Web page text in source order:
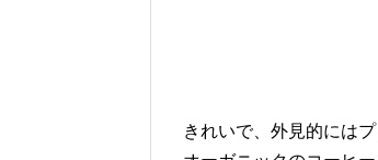
きれいで、外見的には